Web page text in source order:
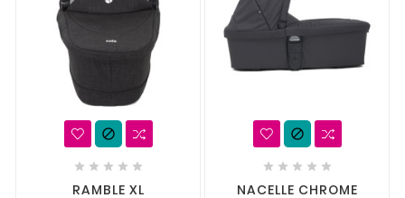

    
RAMBLE XL

    
NACELLE CHROME